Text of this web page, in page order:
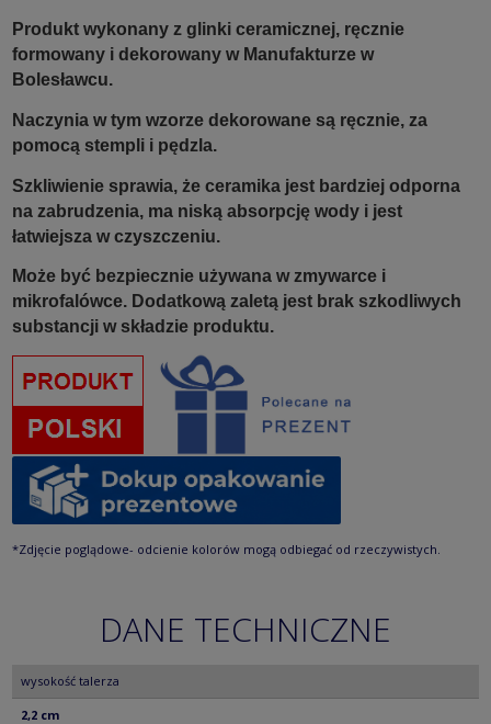
Produkt wykonany z glinki ceramicznej, ręcznie
formowany i dekorowany w Manufakturze w
Bolesławcu.
Naczynia w tym wzorze dekorowane są ręcznie, za
pomocą stempli i pędzla.
Szkliwienie sprawia, że ceramika jest bardziej odporna
na zabrudzenia, ma niską absorpcję wody i jest
łatwiejsza w czyszczeniu.
Może być bezpiecznie używana w zmywarce i
mikrofalówce. Dodatkową zaletą jest brak szkodliwych
substancji w składzie produktu.
*Zdjęcie poglądowe- odcienie kolorów mogą odbiegać od rzeczywistych.
DANE TECHNICZNE
wysokość talerza
2,2 cm